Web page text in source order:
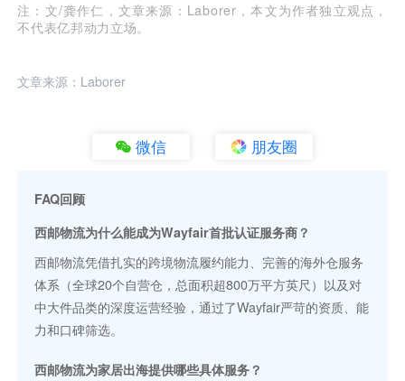
注：文/龚作仁，文章来源：Laborer，本文为作者独立观点，
不代表亿邦动力立场。
文章来源：Laborer
微信 朋友圈
FAQ回顾
西邮物流为什么能成为Wayfair首批认证服务商？
西邮物流凭借扎实的跨境物流履约能力、完善的海外仓服务
体系（全球20个自营仓，总面积超800万平方英尺）以及对
中大件品类的深度运营经验，通过了Wayfair严苛的资质、能
力和口碑筛选。
西邮物流为家居出海提供哪些具体服务？